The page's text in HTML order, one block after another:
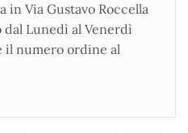
in Via Gustavo Roccella
dal Lunedì al Venerdì
il numero ordine al